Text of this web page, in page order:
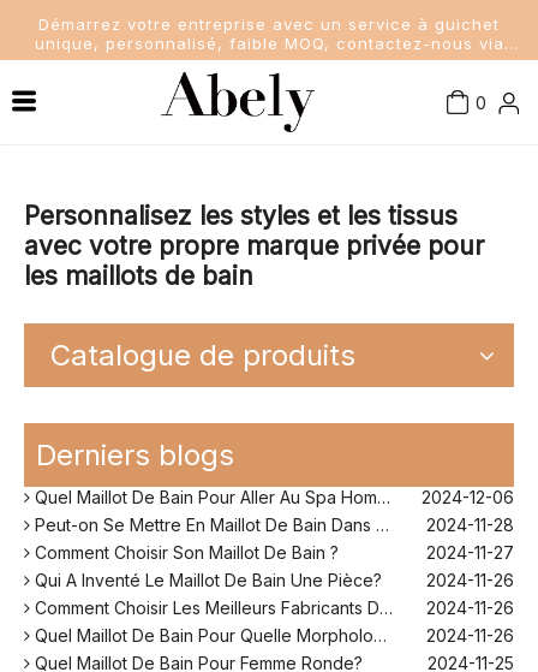
Démarrez votre entreprise avec un service à guichet
unique, personnalisé, faible MOQ, contactez-nous via
sales@abelyfashion.com
0
Maillots de bain femme
Maillots de bain pour hommes
Maillots de bain pour enfants
Dame Soutien-Gorge et Culottes
Connaissance de l'industrie
Nouvelles de la société
Nouvelles de l'industrie
Personnalisez les styles et les tissus
avec votre propre marque privée pour
les maillots de bain
Catalogue de produits
Derniers blogs
Sans Retouche Rihanna Maillot De Bain ?
Quel Maillot De Bain Pour Aller Au Spa Homme ?
2024-12-06
Peut-on Se Mettre En Maillot De Bain Dans Son Jardin ?
2024-11-28
Comment Choisir Son Maillot De Bain ?
2024-11-27
Qui A Inventé Le Maillot De Bain Une Pièce?
2024-11-26
Comment Choisir Les Meilleurs Fabricants De Maillots De Bain Pour Votre Marque ?
2024-11-26
Quel Maillot De Bain Pour Quelle Morphologie?
2024-11-26
Quel Maillot De Bain Pour Femme Ronde?
2024-11-25